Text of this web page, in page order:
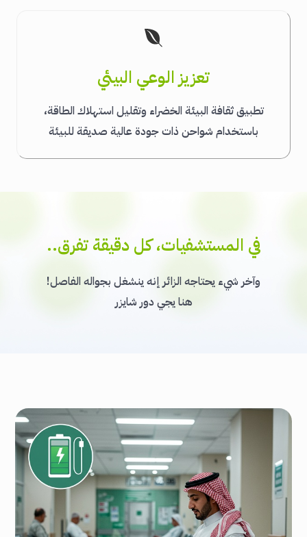
تعزيز الوعي البيئي
تطبيق ثقافة البيئة الخضراء وتقليل استهلاك الطاقة،
باستخدام شواحن ذات جودة عالية صديقة للبيئة
في المستشفيات، كل دقيقة تفرق..
وآخر شيء يحتاجه الزائر إنه ينشغل بجواله الفاصل!
هنا يجي دور شايزر